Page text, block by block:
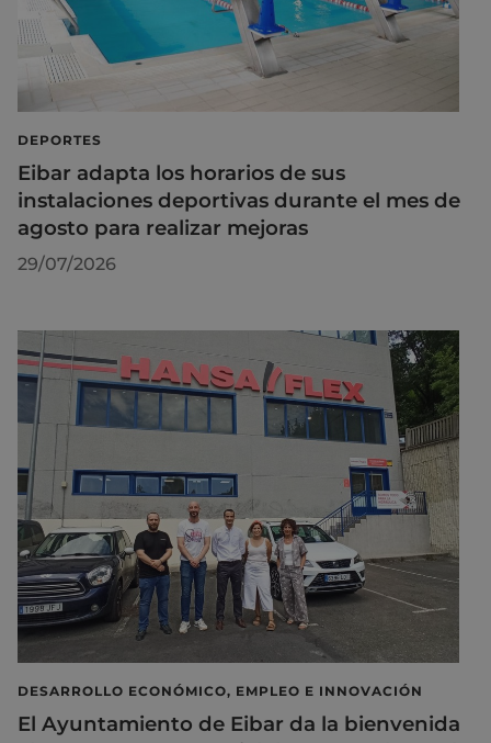
DEPORTES
Eibar adapta los horarios de sus
instalaciones deportivas durante el mes de
agosto para realizar mejoras
29/07/2026
DESARROLLO ECONÓMICO, EMPLEO E INNOVACIÓN
El Ayuntamiento de Eibar da la bienvenida